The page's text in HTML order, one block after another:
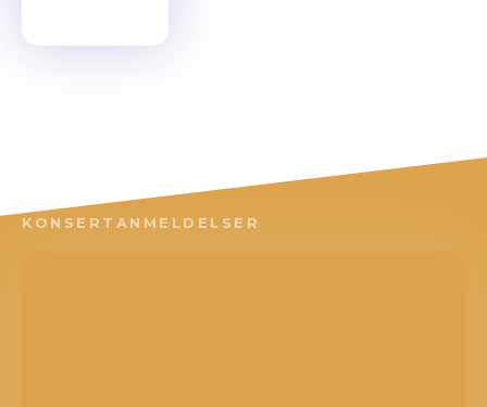
KONSERTANMELDELSER